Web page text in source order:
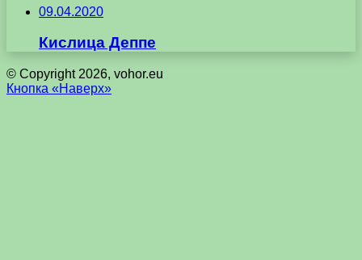
09.04.2020
Кислица Деппе
© Copyright 2026, vohor.eu
Кнопка «Наверх»